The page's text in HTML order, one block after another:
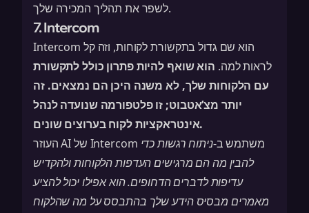
לשפר את תהליך המכירה שלך.
7. Intercom
Intercom הוא שם גדול בתקשורת לקוחות, וזה קל
לראות למה. הוא שואף להיות פתרון כולל לתקשורת
עם הלקוחות שלך, לא משנה היכן הם נמצאים. זה
יותר מצ’אטבוט; זו פלטפורמה שנועדה לנהל
אינטראקציות לקוח בערוצים שונים.
העוזר AI של Intercom משתמש ב-ניתוח רגשותכדי
להבין מה הם מרגישים העדפות הלקוחות ולהקדיש
עדיפות לדברים הדחופים. הוא אפילו יכול להציע
מאמרים מבסיס הידע שלך בהתבסס על מה שהלקוח